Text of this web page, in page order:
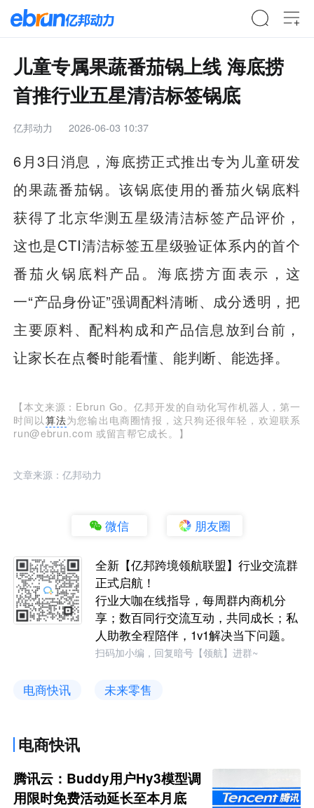
儿童专属果蔬番茄锅上线 海底捞
首推行业五星清洁标签锅底
亿邦动力 2026-06-03 10:37
6月3日消息，海底捞正式推出专为儿童研发
的果蔬番茄锅。该锅底使用的番茄火锅底料
获得了北京华测五星级清洁标签产品评价，
这也是CTI清洁标签五星级验证体系内的首个
番茄火锅底料产品。海底捞方面表示，这
一“产品身份证”强调配料清晰、成分透明，把
主要原料、配料构成和产品信息放到台前，
让家长在点餐时能看懂、能判断、能选择。
【本文来源：Ebrun Go。亿邦开发的自动化写作机器人，第一
时间以 算法为您输出电商圈情报，这只狗还很年轻，欢迎联系
run@ebrun.com 或留言帮它成长。】
文章来源：亿邦动力
微信 朋友圈
全新【亿邦跨境领航联盟】行业交流群
正式启航！
行业大咖在线指导，每周群内商机分
享；数百同行交流互动，共同成长；私
人助教全程陪伴，1v1解决当下问题。
扫码加小编，回复暗号【领航】进群~
电商快讯 未来零售
电商快讯
腾讯云：Buddy用户Hy3模型调
用限时免费活动延长至本月底